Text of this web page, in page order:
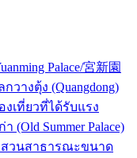
Palace/宮新園
วางตุ้ง (Quangdong)
เที่ยวที่ได้รับแรง
Summer Palace)
วนสาธารณะขนาด